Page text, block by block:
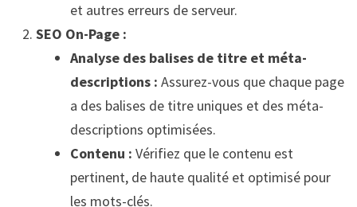
et autres erreurs de serveur.
SEO On-Page :
Analyse des balises de titre et méta-
descriptions : Assurez-vous que chaque page
a des balises de titre uniques et des méta-
descriptions optimisées.
Contenu : Vérifiez que le contenu est
pertinent, de haute qualité et optimisé pour
les mots-clés.